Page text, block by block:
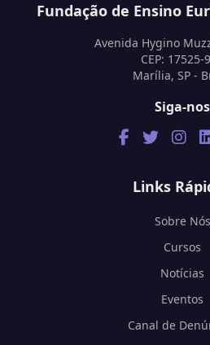
Fundação de Ensino
Avenida Hygino
CEP: 17525-
Marília, SP -
Siga-nos
Links
Sobre Nós
Cursos
Notícias
Eventos
Canal de